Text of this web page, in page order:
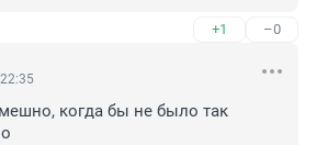
+1 –0
когда бы не было так